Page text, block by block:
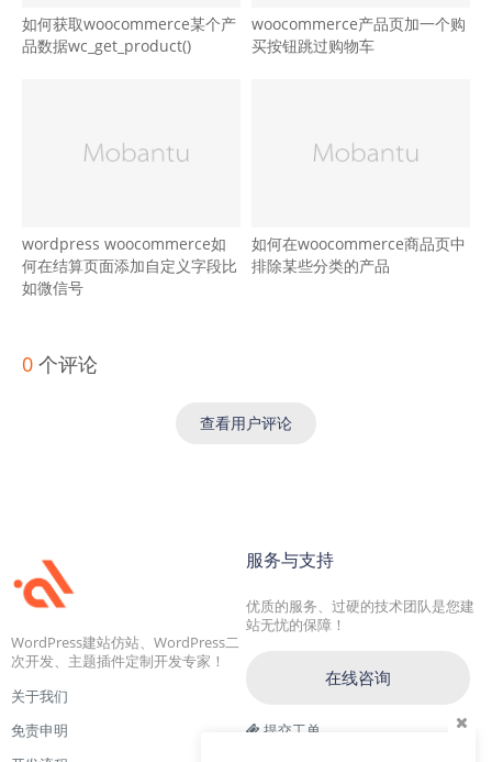
如何获取woocommerce某个产
品数据wc_get_product()
woocommerce产品页加一个购
买按钮跳过购物车
wordpress woocommerce如
何在结算页面添加自定义字段比
如微信号
如何在woocommerce商品页中
排除某些分类的产品
0 个评论
查看用户评论
WordPress建站仿站、WordPress二
次开发、主题插件定制开发专家！
关于我们
免责申明
服务与支持
优质的服务、过硬的技术团队是您建
站无忧的保障！
在线咨询
提交工单